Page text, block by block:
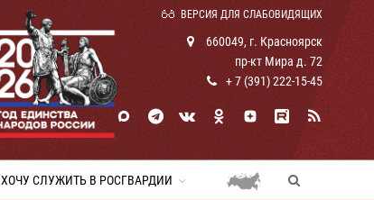
ВЕРСИЯ ДЛЯ СЛАБОВИДЯЩИХ
660049, г. Красноярск
пр-кт Мира д. 72
+ 7 (391) 222-15-45
ХОЧУ СЛУЖИТЬ В РОСГВАРДИИ